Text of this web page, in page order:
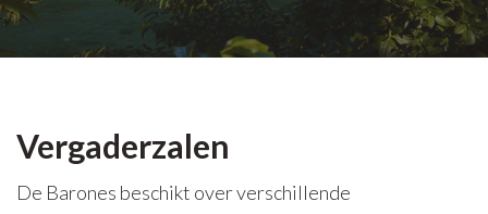
Vergaderzalen
De Barones beschikt over verschillende